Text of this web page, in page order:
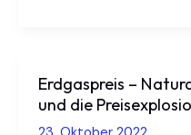
Zinsen
auf
2%
Erdgas­preis –
und die